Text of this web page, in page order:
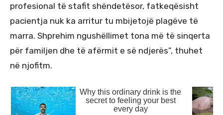
profesional të stafit shëndetësor, fatkeqësisht
pacientja nuk ka arritur tu mbijetojë plagëve të
marra. Shprehim ngushëllimet tona më të sinqerta
për familjen dhe të afërmit e së ndjerës”, thuhet
në njofitm.